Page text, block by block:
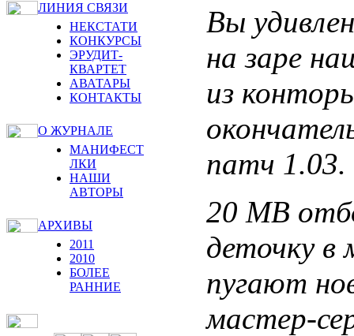
ЛИНИЯ СВЯЗИ
НЕКСТАТИ
КОНКУРСЫ
ЭРУДИТ-
КВАРТЕТ
АВАТАРЫ
КОНТАКТЫ
О ЖУРНАЛЕ
МАНИФЕСТ
ЛКИ
НАШИ
АВТОРЫ
АРХИВЫ
2011
2010
БОЛЕЕ
РАННИЕ
Вы
на заре
из
патч 1.03.
20 MB
деточку в
пугают
мастер-